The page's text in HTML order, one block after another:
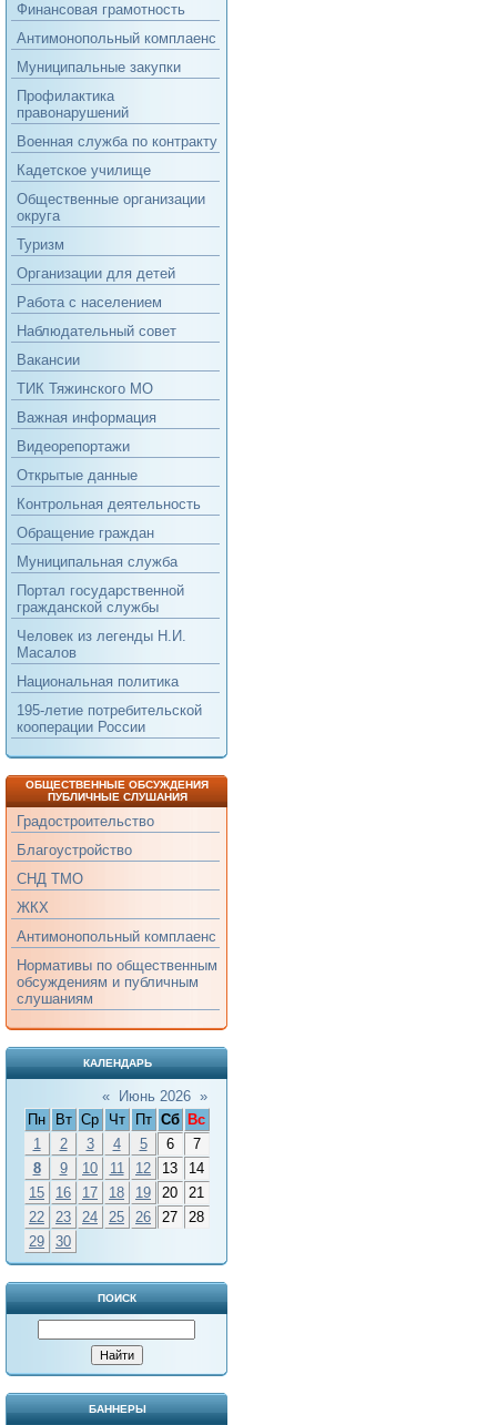
Финансовая грамотность
Антимонопольный комплаенс
Муниципальные закупки
Профилактика
правонарушений
Военная служба по контракту
Кадетское училище
Общественные организации
округа
Туризм
Организации для детей
Работа с населением
Наблюдательный совет
Вакансии
ТИК Тяжинского МО
Важная информация
Видеорепортажи
Открытые данные
Контрольная деятельность
Обращение граждан
Муниципальная служба
Портал государственной
гражданской службы
Человек из легенды Н.И.
Масалов
Национальная политика
195-летие потребительской
кооперации России
ОБЩЕСТВЕННЫЕ ОБСУЖДЕНИЯ
ПУБЛИЧНЫЕ СЛУШАНИЯ
Градостроительство
Благоустройство
СНД ТМО
ЖКХ
Антимонопольный комплаенс
Нормативы по общественным
обсуждениям и публичным
слушаниям
КАЛЕНДАРЬ
« Июнь 2026 »
Пн
Вт Ср Чт Пт Сб
Вс
1
2 3 4 5 6
7
8
9 10 11 12 13
14
15
16 17 18 19 20
21
22
23 24 25 26 27
28
29
30
ПОИСК
БАННЕРЫ